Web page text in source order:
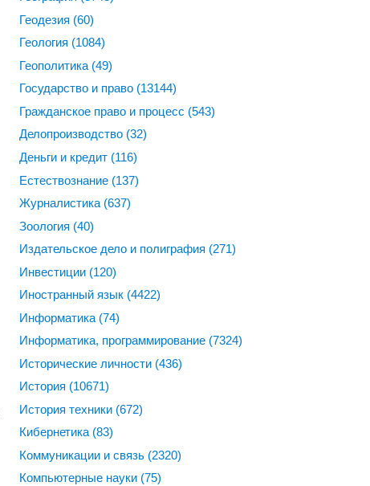
Геодезия (60)
Геология (1084)
Геополитика (49)
Государство и право (13144)
Гражданское право и процесс (543)
Делопроизводство (32)
Деньги и кредит (116)
Естествознание (137)
Журналистика (637)
Зоология (40)
Издательское дело и полиграфия (271)
Инвестиции (120)
Иностранный язык (4422)
Информатика (74)
Информатика, программирование (7324)
Исторические личности (436)
История (10671)
История техники (672)
Кибернетика (83)
Коммуникации и связь (2320)
Компьютерные науки (75)